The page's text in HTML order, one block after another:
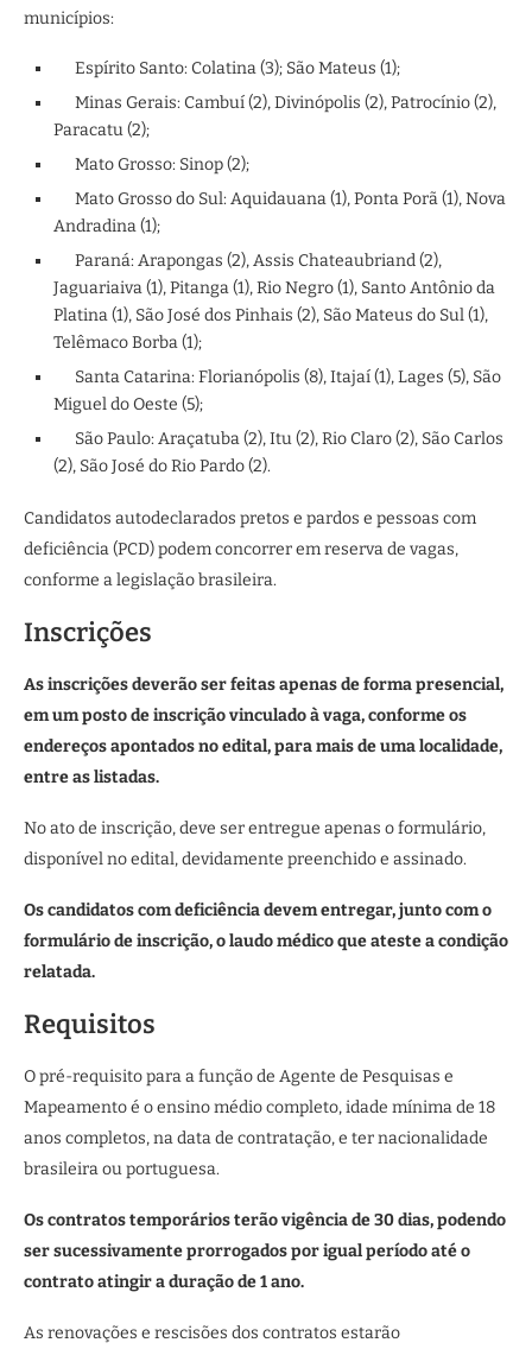
municípios:
Espírito Santo: Colatina (3); São Mateus (1);
Minas Gerais: Cambuí (2), Divinópolis (2), Patrocínio (2),
Paracatu (2);
Mato Grosso: Sinop (2);
Mato Grosso do Sul: Aquidauana (1), Ponta Porã (1), Nova
Andradina (1);
Paraná: Arapongas (2), Assis Chateaubriand (2),
Jaguariaiva (1), Pitanga (1), Rio Negro (1), Santo Antônio da
Platina (1), São José dos Pinhais (2), São Mateus do Sul (1),
Telêmaco Borba (1);
Santa Catarina: Florianópolis (8), Itajaí (1), Lages (5), São
Miguel do Oeste (5);
São Paulo: Araçatuba (2), Itu (2), Rio Claro (2), São Carlos
(2), São José do Rio Pardo (2).
Candidatos autodeclarados pretos e pardos e pessoas com
deficiência (PCD) podem concorrer em reserva de vagas,
conforme a legislação brasileira.
Inscrições
As inscrições deverão ser feitas apenas de forma presencial,
em um posto de inscrição vinculado à vaga, conforme os
endereços apontados no edital, para mais de uma localidade,
entre as listadas.
No ato de inscrição, deve ser entregue apenas o formulário,
disponível no edital, devidamente preenchido e assinado.
Os candidatos com deficiência devem entregar, junto com o
formulário de inscrição, o laudo médico que ateste a condição
relatada.
Requisitos
O pré-requisito para a função de Agente de Pesquisas e
Mapeamento é o ensino médio completo, idade mínima de 18
anos completos, na data de contratação, e ter nacionalidade
brasileira ou portuguesa.
Os contratos temporários terão vigência de 30 dias, podendo
ser sucessivamente prorrogados por igual período até o
contrato atingir a duração de 1 ano.
As renovações e rescisões dos contratos estarão